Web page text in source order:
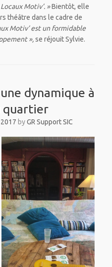
Motiv’. »Bientôt, elle
théâtre dans le cadre de
Motiv’ est un formidable
»,se réjouit Sylvie.
dynamique à
quartier
byGR Support SIC